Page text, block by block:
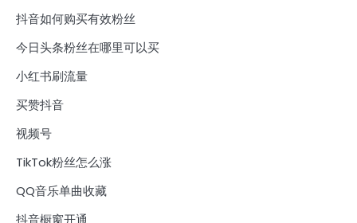
抖音如何购买有效粉丝
今日头条粉丝在哪里可以买
小红书刷流量
买赞抖音
视频号
TikTok粉丝怎么涨
QQ音乐单曲收藏
抖音橱窗开通